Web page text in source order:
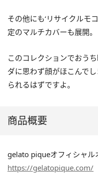
その他にも‘リサイクルモ
定のマルチカバーも展開。
このコレクションでおう
ダに思わず顔がほこんで
られるはずですよ。
商品概要
gelato piqueオフィシャ
https://gelatopique.com/